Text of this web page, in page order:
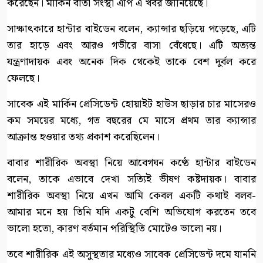
সাক্ষাৎকারে হান্টার বাইডেন বলেন, ক্যান্সার ছড়িয়ে পড়েছে, এটি
তার হাড়ে এবং আরও গভীরে বাসা বেঁধেছে। এটি অত্যন্ত
যন্ত্রণাদায়ক এবং অনেক দিক থেকেই তাকে বেশ দুর্বল করে
ফেলছে।
সাবেক এই মার্কিন প্রেসিডেন্ট হোয়াইট হাউস ছাড়ার চার মাসেরও
কম সময়ের মধ্যে, গত বছরের মে মাসে প্রথম তার ক্যান্সার
আক্রান্ত হওয়ার তথ্য প্রকাশ করেছিলেন।
বাবার শারীরিক অবস্থা নিয়ে আবেগঘন কণ্ঠে হান্টার বাইডেন
বলেন, তাকে এভাবে দেখা সত্যিই ভীষণ কষ্টদায়ক। বাবার
শারীরিক অবস্থা নিয়ে এখন আমি কেবল একটি কথাই বলব-
আমার মনে হয় তিনি যদি একটু বেশি অভিযোগ করতেন তবে
ভালো হতো, কারণ বর্তমান পরিস্থিতি মোটেও ভালো নয়।
তবে শারীরিক এই অসুস্থতার মধ্যেও সাবেক প্রেসিডেন্ট দমে যাননি